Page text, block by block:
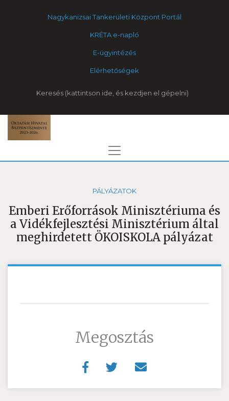
Nagykanizsai Tankerületi Központ Portál
KRÉTA e-napló
E-ügyintézés
Elérhetőségek
Keresés
PÁLYÁZATOK
Emberi Erőforrások Minisztériuma és
a Vidékfejlesztési Minisztérium által
meghirdetett ÖKOISKOLA pályázat
Megosztás